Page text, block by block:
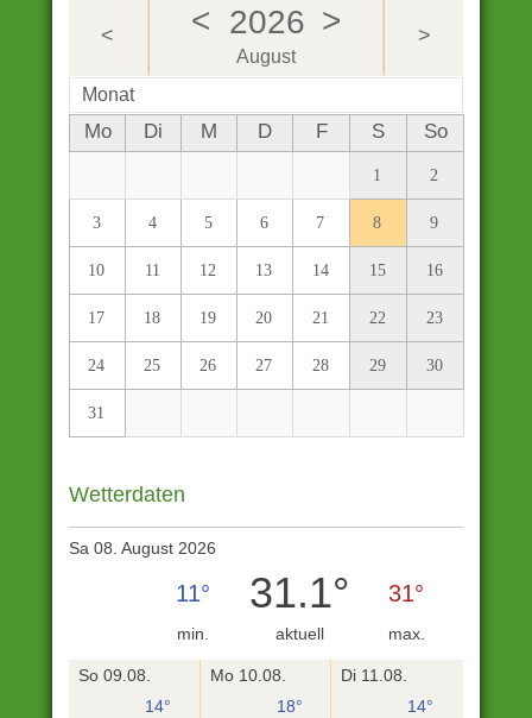
< < 2026 >
August
>
Monat
Mo Di M D F S So
1 2
3 4 5 6 7 8 9
10 11 12 13 14 15 16
17 18 19 20 21 22 23
24 25 26 27 28 29 30
31
Wetterdaten
Sa 08. August 2026
11°
min.
31.1°
aktuell
31°
max.
So 09.08.
14°
Mo 10.08.
18°
Di 11.08.
14°